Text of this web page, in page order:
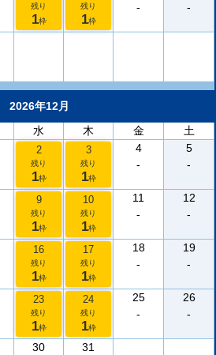
残り
1枠
残り
1枠
-
-
2026年12月
水 木 金
土
2
残り
1枠
3
残り
1枠
4
-
5
-
9
残り
1枠
10
残り
1枠
11
-
12
-
16
残り
1枠
17
残り
1枠
18
-
19
-
23
残り
1枠
24
残り
1枠
25
-
26
-
30
31